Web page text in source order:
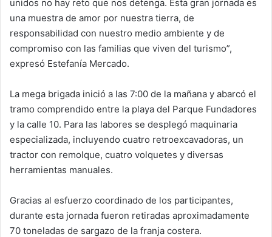
unidos no hay reto que nos detenga. Esta gran jornada es
una muestra de amor por nuestra tierra, de
responsabilidad con nuestro medio ambiente y de
compromiso con las familias que viven del turismo”,
expresó Estefanía Mercado.
La mega brigada inició a las 7:00 de la mañana y abarcó el
tramo comprendido entre la playa del Parque Fundadores
y la calle 10. Para las labores se desplegó maquinaria
especializada, incluyendo cuatro retroexcavadoras, un
tractor con remolque, cuatro volquetes y diversas
herramientas manuales.
Gracias al esfuerzo coordinado de los participantes,
durante esta jornada fueron retiradas aproximadamente
70 toneladas de sargazo de la franja costera.